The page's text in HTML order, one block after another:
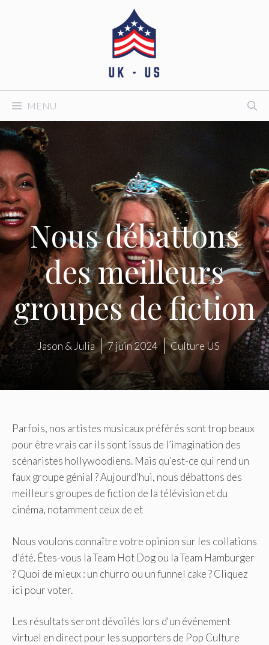
MENU
Nous débattons
des meilleurs
groupes de fiction
Jason & Julia 7 juin 2024 Culture US
Parfois, nos artistes musicaux préférés sont trop beaux
pour être vrais car ils sont issus de l’imagination des
scénaristes hollywoodiens. Mais qu’est-ce qui rend un
faux groupe génial ? Aujourd'hui, nous débattons des
meilleurs groupes de fiction de la télévision et du
cinéma, notamment ceux de et
Nous voulons connaître votre opinion sur les collations
d’été. Êtes-vous la Team Hot Dog ou la Team Hamburger
? Quoi de mieux : un churro ou un funnel cake ? Cliquez
ici pour voter.
Les résultats seront dévoilés lors d'un événement
virtuel en direct pour les supporters de Pop Culture